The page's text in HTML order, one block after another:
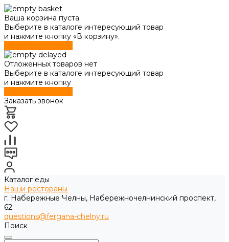
Ваша корзина пуста
Выберите в каталоге интересующий товар
и нажмите кнопку «В корзину».
Отложенных товаров нет
Выберите в каталоге интересующий товар
и нажмите кнопку
Заказать звонок
Каталог еды
Наши рестораны
г. Набережные Челны, Набережночелнинский проспект,
62
questions@fergana-chelny.ru
Поиск